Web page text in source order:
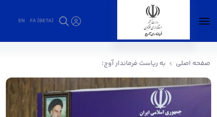
FA [BETA]
EN
صفحه اصلی به ریاست فرماندار آوج؛